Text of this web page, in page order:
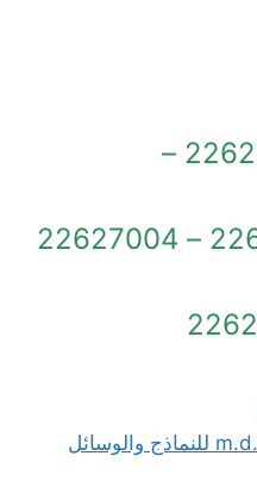
ارقام هواتف شركة m.d.a.h.r للنماذج والوسائل